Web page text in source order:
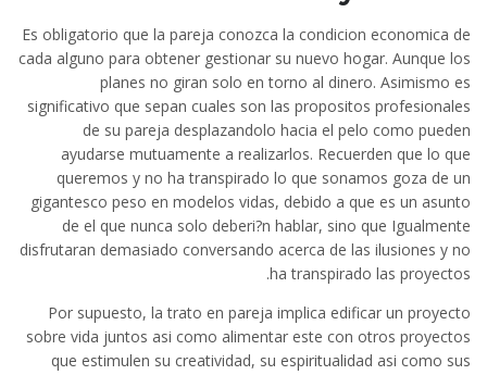
Es obligatorio que la pareja conozca la condicion economica de
cada alguno para obtener gestionar su nuevo hogar. Aunque los
planes no giran solo en torno al dinero. Asimismo es
significativo que sepan cuales son las propositos profesionales
de su pareja desplazandolo hacia el pelo como pueden
ayudarse mutuamente a realizarlos. Recuerden que lo que
queremos y no ha transpirado lo que sonamos goza de un
gigantesco peso en modelos vidas, debido a que es un asunto
de el que nunca solo deberi?n hablar, sino que Igualmente
disfrutaran demasiado conversando acerca de las ilusiones y no
ha transpirado las proyectos.
Por supuesto, la trato en pareja implica edificar un proyecto
sobre vida juntos asi­ como alimentar este con otros proyectos
que estimulen su creatividad, su espiritualidad asi­ como sus